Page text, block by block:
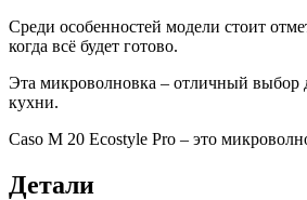
Среди особенностей модели стоит
когда всё будет готово.
Эта микроволновка – отличный выбор
кухни.
Caso M 20 Ecostyle Pro – это
Детали